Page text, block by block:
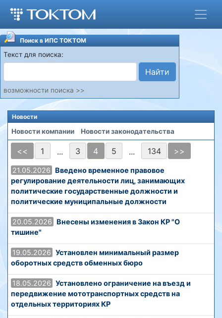
Поиск в ИПС ТОКТОМ
Текст для поиска:
Найти
возможности поиска >>
Новости
Новости компании Новости законодательства
<< 1 ... 3 4 5 ... 134 >>
21.05.2026
Введено временное правовое
регулирование деятельности лиц, занимающих
политические государственные должности и
политические муниципальные должности
20.05.2026
Внесены изменения в Закон КР "О
тишине"
19.05.2026 Установлен минимальный размер
оборотных средств обменных бюро
18.05.2026 Установлено ограничение на въезд и
передвижение мототранспортных средств на
отдельных территориях КР